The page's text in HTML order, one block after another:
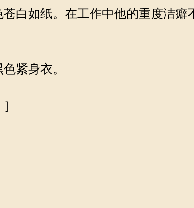
白如纸。在工作中他的重度洁癖
紧身衣。